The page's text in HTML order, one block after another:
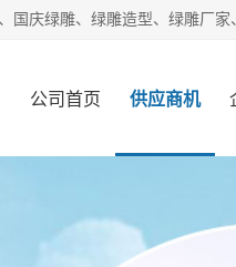
公司首页 供应商机